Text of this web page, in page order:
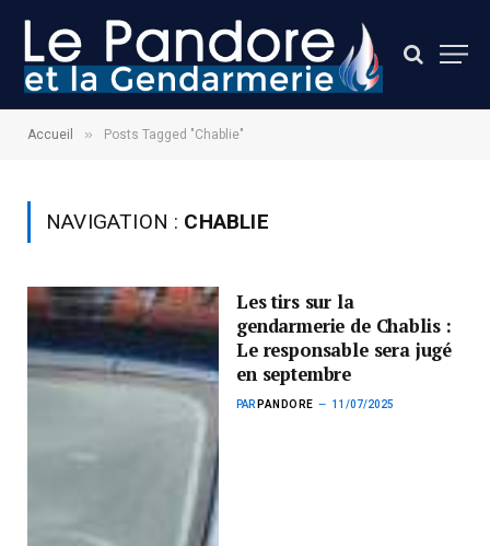
Accueil » Posts Tagged "Chablie"
NAVIGATION : CHABLIE
Les tirs sur la
gendarmerie de Chablis :
Le responsable sera jugé
en septembre
PAR PANDORE 11/07/2025